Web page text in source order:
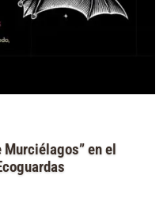
en el